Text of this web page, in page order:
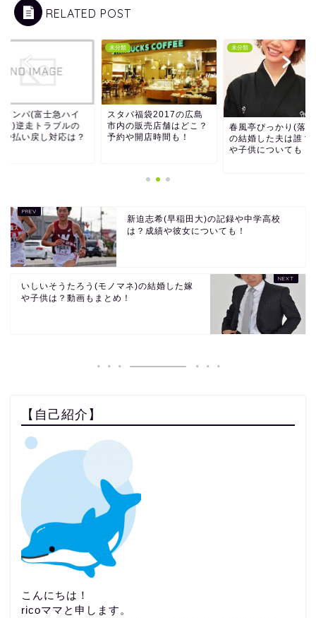
RELATED POST
ドンパ(富士急ハイ
ド)逆走トラブルの
や払い戻し対応は？
未分類
スタバ福袋2017の広島
市内の販売店舗はどこ？
予約や開店時間も！
未分類
春風亭ぴっかり(落
の結婚した夫は誰？
や子供についても！
新迫志希(早稲田大)の記録や中学高校
は？成績や彼女についても！
いしいそうたろう(モノマネ)の結婚した嫁
や子供は？動画もまとめ！
【自己紹介】
こんにちは！
ricoママと申します。